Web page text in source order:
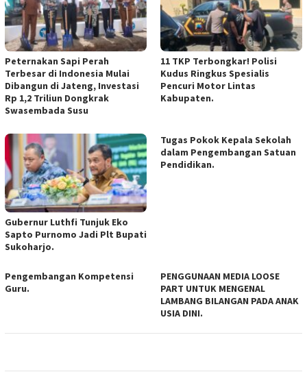
Peternakan Sapi Perah
Terbesar di Indonesia Mulai
Dibangun di Jateng, Investasi
Rp 1,2 Triliun Dongkrak
Swasembada Susu
11 TKP Terbongkar! Polisi
Kudus Ringkus Spesialis
Pencuri Motor Lintas
Kabupaten.
Gubernur Luthfi Tunjuk Eko
Sapto Purnomo Jadi Plt Bupati
Sukoharjo.
Tugas Pokok Kepala Sekolah
dalam Pengembangan Satuan
Pendidikan.
Pengembangan Kompetensi
Guru.
PENGGUNAAN MEDIA LOOSE
PART UNTUK MENGENAL
LAMBANG BILANGAN PADA ANAK
USIA DINI.